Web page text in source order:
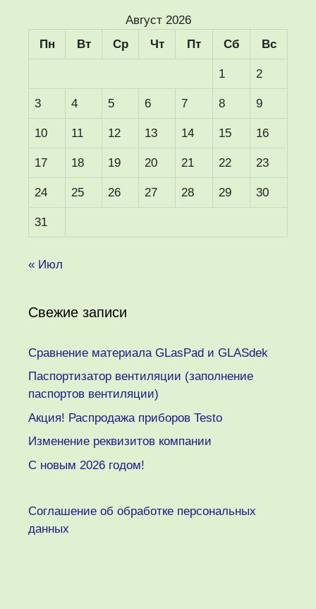
Август 2026
Пн
Вт Ср Чт Пт Сб Вс
1 2
3 4 5 6 7 8 9
10 11 12 13 14 15 16
17 18 19 20 21 22 23
24 25 26 27 28 29 30
31
« Июл
Свежие записи
Сравнение материала GLasPad и GLASdek
Паспортизатор вентиляции (заполнение
паспортов вентиляции)
Акция! Распродажа приборов Testo
Изменение реквизитов компании
C новым 2026 годом!
Соглашение об обработке персональных
данных